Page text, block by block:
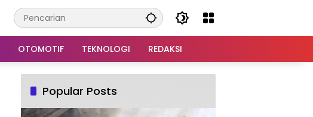
OTOMOTIF TEKNOLOGI REDAKSI
Popular Posts